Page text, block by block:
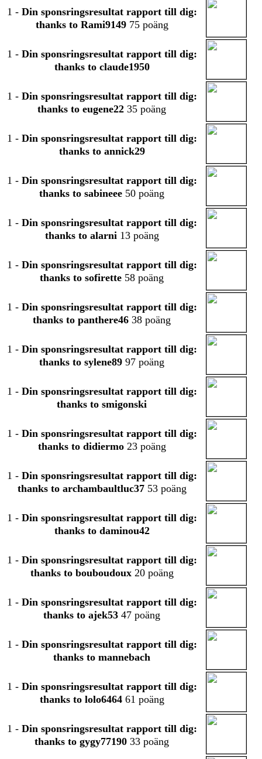
1 - Din sponsringsresultat rapport till dig:
thanks to Rami914975 poäng
1 - Din sponsringsresultat rapport till dig:
thanks to claude1950
1 - Din sponsringsresultat rapport till dig:
thanks to eugene22 35 poäng
1 - Din sponsringsresultat rapport till dig:
thanks to annick29
1 - Din sponsringsresultat rapport till dig:
thanks to sabineee 50 poäng
1 - Din sponsringsresultat rapport till dig:
thanks to alarni 13 poäng
1 - Din sponsringsresultat rapport till dig:
thanks to sofirette 58 poäng
1 - Din sponsringsresultat rapport till dig:
thanks to panthere46 38 poäng
1 - Din sponsringsresultat rapport till dig:
thanks to sylene89 97 poäng
1 - Din sponsringsresultat rapport till dig:
thanks to smigonski
1 - Din sponsringsresultat rapport till dig:
thanks to didiermo23 poäng
1 - Din sponsringsresultat rapport till dig:
thanks to archambaultluc3753 poäng
1 - Din sponsringsresultat rapport till dig:
thanks to daminou42
1 - Din sponsringsresultat rapport till dig:
thanks to bouboudoux20 poäng
1 - Din sponsringsresultat rapport till dig:
thanks to ajek53 47 poäng
1 - Din sponsringsresultat rapport till dig:
thanks to mannebach
1 - Din sponsringsresultat rapport till dig:
thanks to lolo646461 poäng
1 - Din sponsringsresultat rapport till dig:
thanks to gygy77190 33 poäng